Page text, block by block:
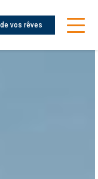
vos rêves